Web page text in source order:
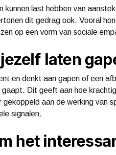
kunnen last hebben van
dit gedrag ook. Vooral
op een vorm van sociale
laten
en denkt aan gapen of een
Dit geeft aan hoe
aan de werking van
signalen.
het